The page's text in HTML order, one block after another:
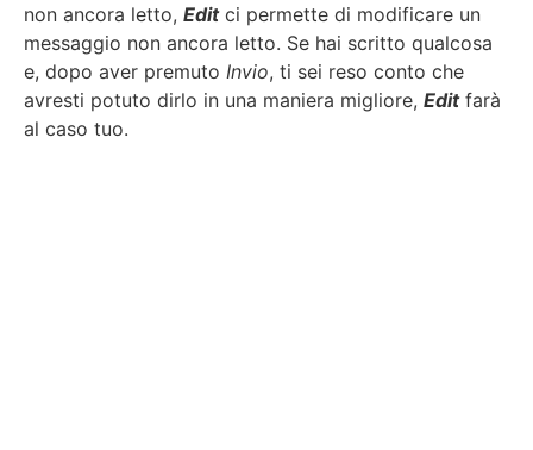
non ancora letto, Editci permette di modificare un
messaggio non ancora letto. Se hai scritto qualcosa
e, dopo aver premuto Invio, ti sei reso conto che
avresti potuto dirlo in una maniera migliore, Editfarà
al caso tuo.